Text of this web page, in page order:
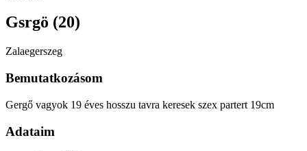
Gsrgö (20)
Zalaegerszeg
Bemutatkozásom
Gergő vagyok 19 éves hosszu tavra keresek szex partert 19cm
Adataim